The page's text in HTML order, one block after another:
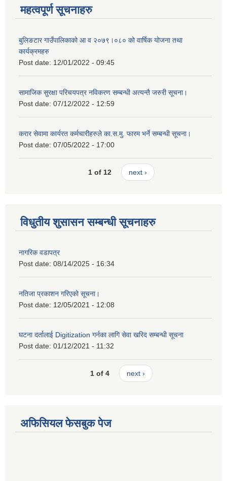
महत्वपूर्ण सूचनाहरु
बुलिङटार गाउँपालिकाको आ व २०७९।०८० को वार्षिक योजना तथा
कार्यक्रमहरु
Post date: 12/01/2022 - 09:45
सामाजिक सुरक्षा परिचयपत्र नविकरण सम्बन्धी अत्यन्तै जरुरी सूचना।
Post date: 07/12/2022 - 12:59
करार सेवामा कार्यरत कर्मचारीहरुले का.स.मु. फारम भर्ने सम्बन्धी सूचना।
Post date: 07/05/2022 - 17:00
1 of 12 next ›
विधुतीय शुसासन सम्बन्धी सूचनाहरु
नागरिक वडापत्र
Post date: 08/14/2025 - 16:34
नतिजा प्रकाशन गरिएको सूचना।
Post date: 12/05/2021 - 12:08
घटना दर्तालाई Digitization गर्नका लागि सेवा खरिद सम्बन्धी सूचना
Post date: 01/12/2021 - 11:32
1 of 4 next ›
अफिसियल फेसबुक पेज